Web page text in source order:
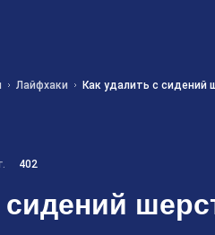
Лайфхаки Как удалить с сидений
402
сидений